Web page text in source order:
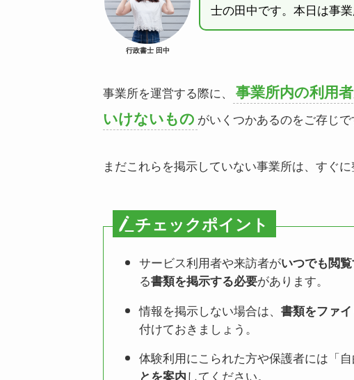
行政書士 田中
士の田中です。本日は事
事業所を運営する際に、
事業所内の利用
いけないもの がいくつかあるのをご存じで
まだこれらを掲示していない事業所は、すぐに
チェックポイント
サービス利用者や来訪者がいつでも閲
る書類を掲示する必要があります。
情報を掲示しない場合は、 書類をファ
付けておきましょう。
体験利用にこられた方や保護者には「
とを案内してください。